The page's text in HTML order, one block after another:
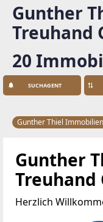
Gunther
Treuhand
20
SUCHAGENT
Gunther Thiel
Gunther
Treuhand
Herzlich